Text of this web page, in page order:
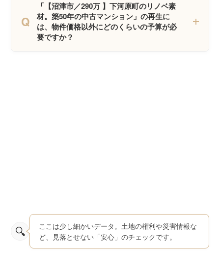
Q
「【沼津市／290万 】下河原町のリノベ素
材。築50年の中古マンション」の再生に
は、物件価格以外にどのくらいの予算が必
要ですか？
ここは少し細かいデータ。土地の権利や災害情報な
ど、見落とせない「安心」のチェックです。